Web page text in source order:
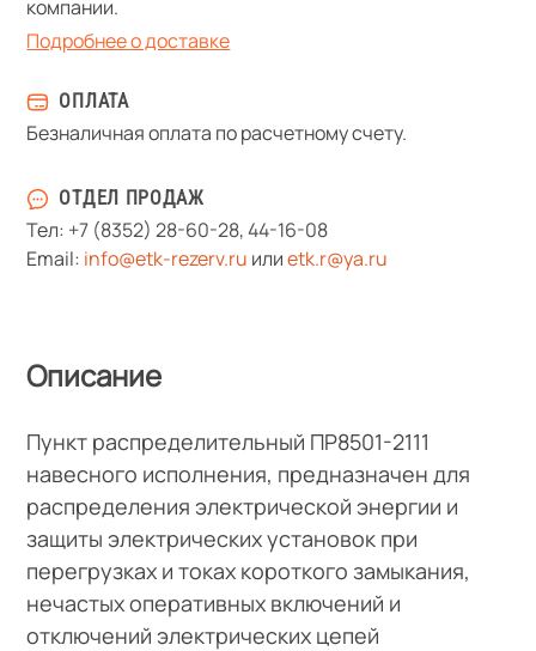
компании.
Подробнее о доставке
ОПЛАТА
Безналичная оплата по расчетному счету.
ОТДЕЛ ПРОДАЖ
Тел: +7 (8352) 28-60-28,44-16-08
Email: info@etk-rezerv.ru илиetk.r@ya.ru
Описание
Пункт распределительный ПР8501-2111
навесного исполнения, предназначен для
распределения электрической энергии и
защиты электрических установок при
перегрузках и токах короткого замыкания,
нечастых оперативных включений и
отключений электрических цепей